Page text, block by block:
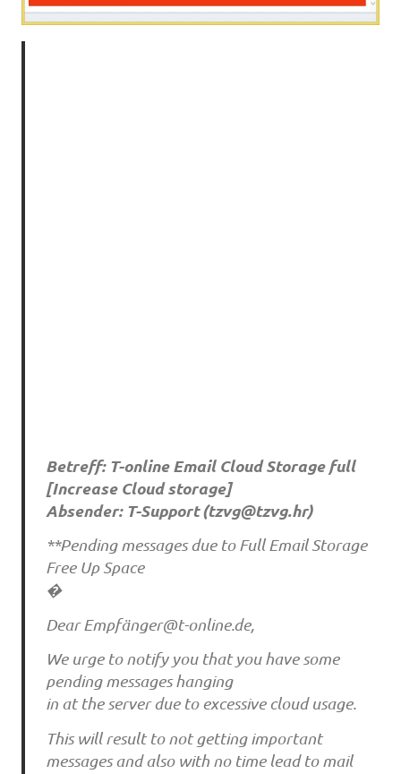
Betreff: T-online Email Cloud Storage full
[Increase Cloud storage]
Absender: T-Support (tzvg@tzvg.hr)
**Pending messages due to Full Email Storage
Free Up Space
�
Dear Empfänger@t-online.de,
We urge to notify you that you have some
pending messages hanging
in at the server due to excessive cloud usage.
This will result to not getting important
messages and also with no time lead to mail